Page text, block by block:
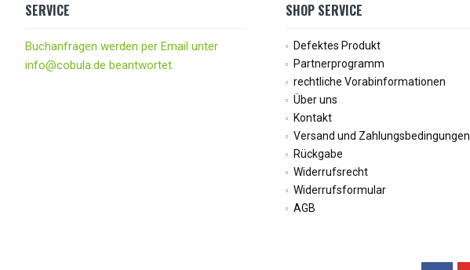
SERVICE
Buchanfragen werden per Email unter
info@cobula.de beantwortet.
SHOP SERVICE
Defektes Produkt
Partnerprogramm
rechtliche Vorabinformationen
Über uns
Kontakt
Versand und Zahlungsbedingungen
Rückgabe
Widerrufsrecht
Widerrufsformular
AGB